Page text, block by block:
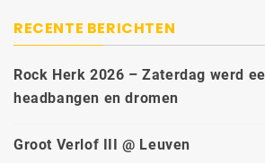
RECENTE BERICHTEN
Rock Herk 2026 – Zaterdag werd
headbangen en dromen
Groot Verlof III @ Leuven